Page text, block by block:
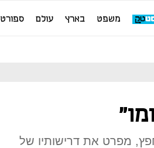
משפט בארץ עולם ספורט
מפרט את דרישותיו של